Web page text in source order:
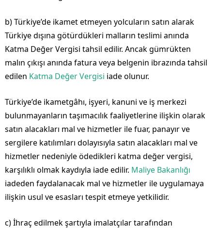
b) Türkiye’de ikamet etmeyen yolcuların satın alarak
Türkiye dışına götürdükleri malların teslimi anında
Katma Değer Vergisi tahsil edilir. Ancak gümrükten
malın çıkışı anında fatura veya belgenin ibrazında tahsil
edilen Katma Değer Vergisi iade olunur.
Türkiye’de ikametgâhı, işyeri, kanuni ve iş merkezi
bulunmayanların taşımacılık faaliyetlerine ilişkin olarak
satın alacakları mal ve hizmetler ile fuar, panayır ve
sergilere katılımları dolayısıyla satın alacakları mal ve
hizmetler nedeniyle ödedikleri katma değer vergisi,
karşılıklı olmak kaydıyla iade edilir. Maliye Bakanlığı
iadeden faydalanacak mal ve hizmetler ile uygulamaya
ilişkin usul ve esasları tespit etmeye yetkilidir.
c) İhraç edilmek şartıyla imalatçılar tarafından